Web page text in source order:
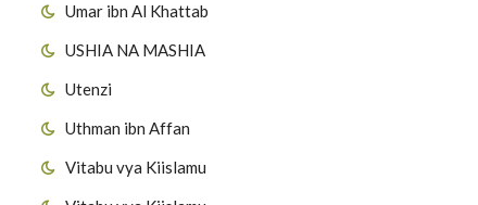
Umar ibn Al Khattab
USHIA NA MASHIA
Utenzi
Uthman ibn Affan
Vitabu vya Kiislamu